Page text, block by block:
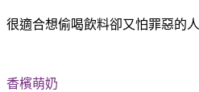
很適合想偷喝飲料卻又怕罪惡的人
香檳萌奶